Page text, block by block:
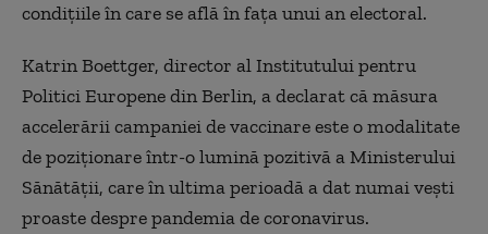
condițiile în care se află în fața unui an electoral.
Katrin Boettger, director al Institutului pentru
Politici Europene din Berlin, a declarat că măsura
accelerării campaniei de vaccinare este o modalitate
de poziționare într-o lumină pozitivă a Ministerului
Sănătății, care în ultima perioadă a dat numai vești
proaste despre pandemia de coronavirus.